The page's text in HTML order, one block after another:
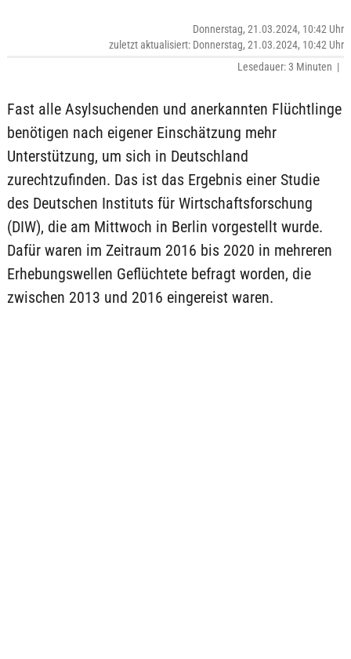
Donnerstag, 21.03.2024, 10:42 Uhr
zuletzt aktualisiert: Donnerstag, 21.03.2024, 10:42 Uhr
Lesedauer: 3 Minuten |
Fast alle Asylsuchenden und anerkannten Flüchtlinge
benötigen nach eigener Einschätzung mehr
Unterstützung, um sich in Deutschland
zurechtzufinden. Das ist das Ergebnis einer Studie
des Deutschen Instituts für Wirtschaftsforschung
(DIW), die am Mittwoch in Berlin vorgestellt wurde.
Dafür waren im Zeitraum 2016 bis 2020 in mehreren
Erhebungswellen Geflüchtete befragt worden, die
zwischen 2013 und 2016 eingereist waren.